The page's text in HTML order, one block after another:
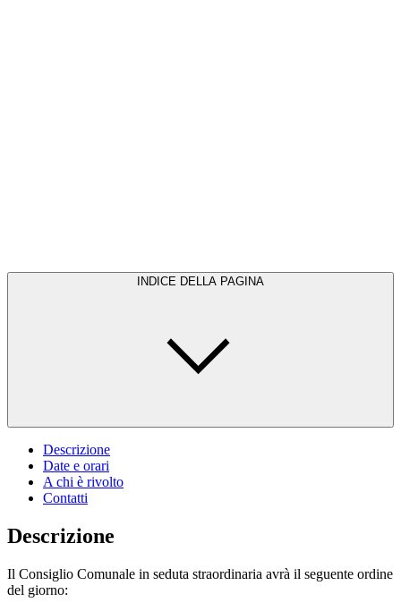
INDICE DELLA PAGINA
Descrizione
Date e orari
A chi è rivolto
Contatti
Descrizione
Il Consiglio Comunale in seduta straordinaria avrà il seguente ordine
del giorno: